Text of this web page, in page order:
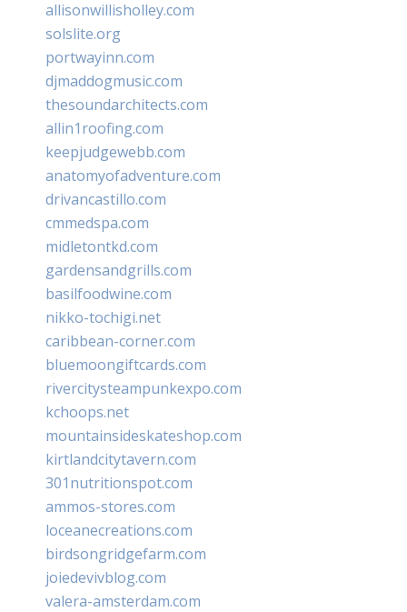
allisonwillisholley.com
solslite.org
portwayinn.com
djmaddogmusic.com
thesoundarchitects.com
allin1roofing.com
keepjudgewebb.com
anatomyofadventure.com
drivancastillo.com
cmmedspa.com
midletontkd.com
gardensandgrills.com
basilfoodwine.com
nikko-tochigi.net
caribbean-corner.com
bluemoongiftcards.com
rivercitysteampunkexpo.com
kchoops.net
mountainsideskateshop.com
kirtlandcitytavern.com
301nutritionspot.com
ammos-stores.com
loceanecreations.com
birdsongridgefarm.com
joiedevivblog.com
valera-amsterdam.com